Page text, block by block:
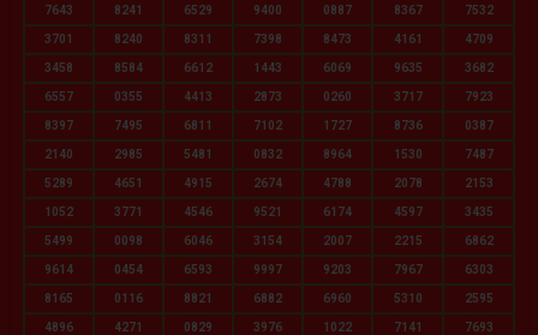
7643 8241 6529 9400 0887 8367 7532
3701 8240 8311 7398 8473 4161 4709
3458 8584 6612 1443 6069 9635 3682
6557 0355 4413 2873 0260 3717 7923
8397 7495 6811 7102 1727 8736 0387
2140 2985 5481 0832 8964 1530 7487
5289 4651 4915 2674 4788 2078 2153
1052 3771 4546 9521 6174 4597 3435
5499 0098 6046 3154 2007 2215 6862
9614 0454 6593 9997 9203 7967 6303
8165 0116 8821 6882 6960 5310 2595
4896 4271 0829 3976 1022 7141 7693